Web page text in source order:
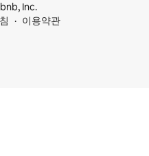
Inc.
이용약관